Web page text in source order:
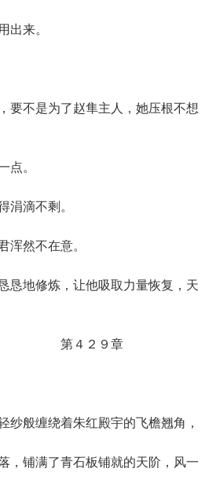
出来。
不是为了赵隼主人，她压根不想
。
滴不剩。
然不在意。
地修炼，让他吸取力量恢复，天
９章
般缠绕着朱红殿宇的飞檐翘角，
，铺满了青石板铺就的天阶，风一